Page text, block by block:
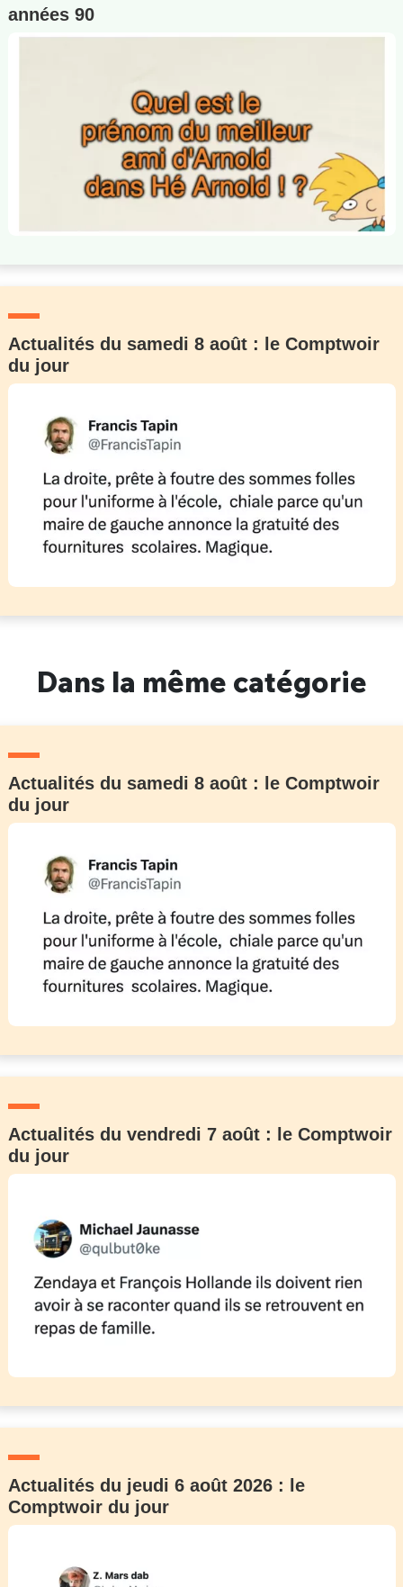
années 90
Actualités du samedi 8 août : le Comptwoir
du jour
Dans la même catégorie
Actualités du samedi 8 août : le Comptwoir
du jour
Actualités du vendredi 7 août : le Comptwoir
du jour
Actualités du jeudi 6 août 2026 : le
Comptwoir du jour